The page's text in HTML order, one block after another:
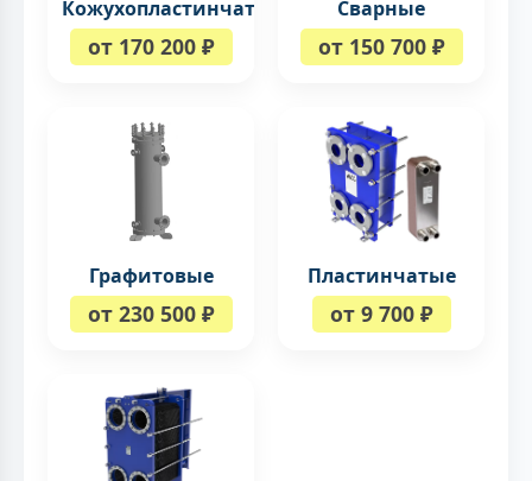
Кожухопластинчатые
от 170 200 ₽
Сварные
от 150 700 ₽
Графитовые
от 230 500 ₽
Пластинчатые
от 9 700 ₽